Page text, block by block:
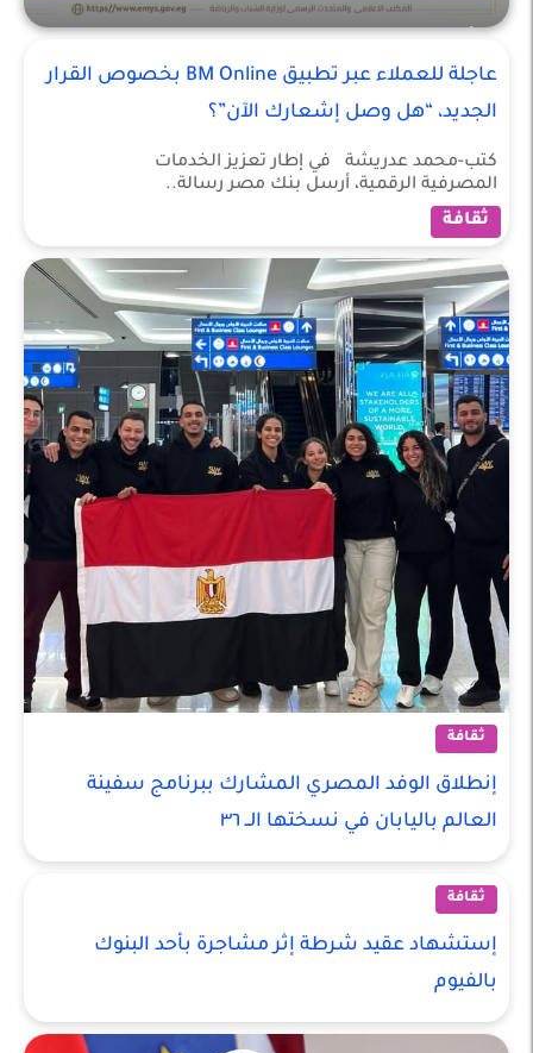
أخبار عربية
عاجلة للعملاء عبر تطبيق BM Online بخصوص القرار
الجديد، “هل وصل إشعارك الآن”؟
كتب-محمد عدريشة في إطار تعزيز الخدمات
المصرفية الرقمية، أرسل بنك مصر رسالة..
ثقافة
ثقافة
إنطلاق الوفد المصري المشارك ببرنامج سفينة
العالم باليابان في نسختها الــ ٣٦
ثقافة
إستشهاد عقيد شرطة إثر مشاجرة بأحد البنوك
بالفيوم